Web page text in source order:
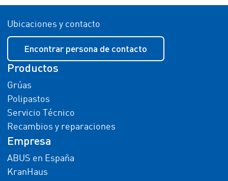
Ubicaciones y contacto
Encontrar persona de contacto
Productos
Grúas
Polipastos
Servicio Técnico
Recambios y reparaciones
Empresa
ABUS en España
KranHaus